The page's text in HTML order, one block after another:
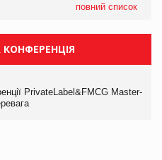
повний список
PrivateLabel&FMCG Master-